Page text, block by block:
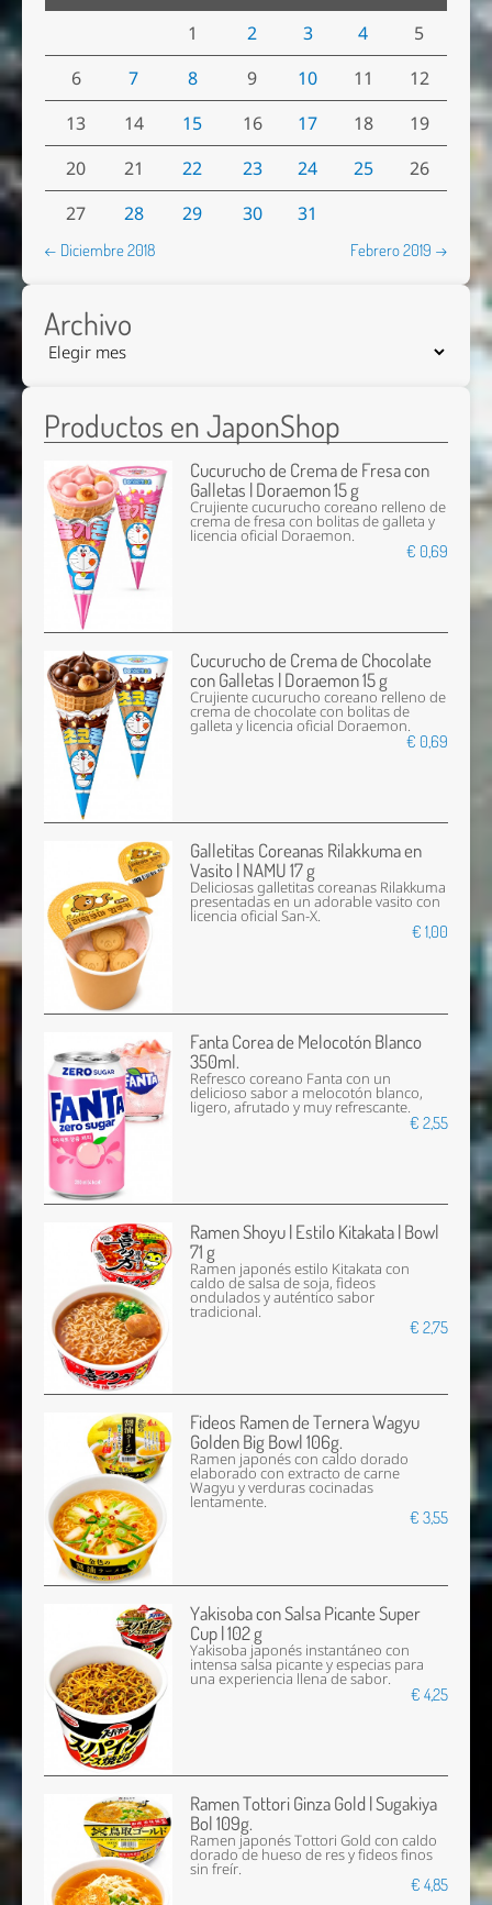
1
2 3 4
5
6
7 8 9 10 11
12
13
14 15 16 17 18
19
20
21 22 23 24 25
26
27
28 29 30 31
← Diciembre 2018 Febrero 2019 →
Archivo
Productos en JaponShop
Cucurucho de Crema de Fresa con
Galletas | Doraemon 15 g
Crujiente cucurucho coreano relleno de
crema de fresa con bolitas de galleta y
licencia oficial Doraemon.
€ 0,69
Cucurucho de Crema de Chocolate
con Galletas | Doraemon 15 g
Crujiente cucurucho coreano relleno de
crema de chocolate con bolitas de
galleta y licencia oficial Doraemon.
€ 0,69
Galletitas Coreanas Rilakkuma en
Vasito | NAMU 17 g
Deliciosas galletitas coreanas Rilakkuma
presentadas en un adorable vasito con
licencia oficial San-X.
€ 1,00
Fanta Corea de Melocotón Blanco
350ml.
Refresco coreano Fanta con un
delicioso sabor a melocotón blanco,
ligero, afrutado y muy refrescante.
€ 2,55
Ramen Shoyu | Estilo Kitakata | Bowl
71 g
Ramen japonés estilo Kitakata con
caldo de salsa de soja, fideos
ondulados y auténtico sabor
tradicional.
€ 2,75
Fideos Ramen de Ternera Wagyu
Golden Big Bowl 106g.
Ramen japonés con caldo dorado
elaborado con extracto de carne
Wagyu y verduras cocinadas
lentamente.
€ 3,55
Yakisoba con Salsa Picante Super
Cup | 102 g
Yakisoba japonés instantáneo con
intensa salsa picante y especias para
una experiencia llena de sabor.
€ 4,25
Ramen Tottori Ginza Gold | Sugakiya
Bol 109g.
Ramen japonés Tottori Gold con caldo
dorado de hueso de res y fideos finos
sin freír.
€ 4,85